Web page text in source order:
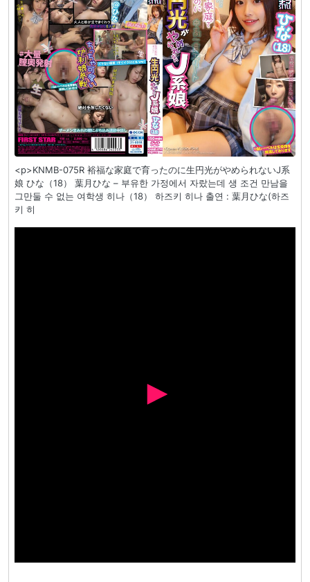
<p>KNMB-075R 裕福な家庭で育ったのに生円光がやめられないJ系
娘 ひな（18） 葉月ひな – 부유한 가정에서 자랐는데 생 조건 만남을
그만둘 수 없는 여학생 히나（18） 하즈키 히나 출연 : 葉月ひな(하즈
키 히